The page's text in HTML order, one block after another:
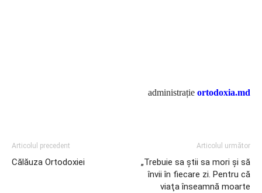
administrație ortodoxia.md
Articolul precedent
Călăuza Ortodoxiei
Articolul următor
„Trebuie sa ştii sa mori şi să
învii în fiecare zi. Pentru că
viaţa înseamnă moarte